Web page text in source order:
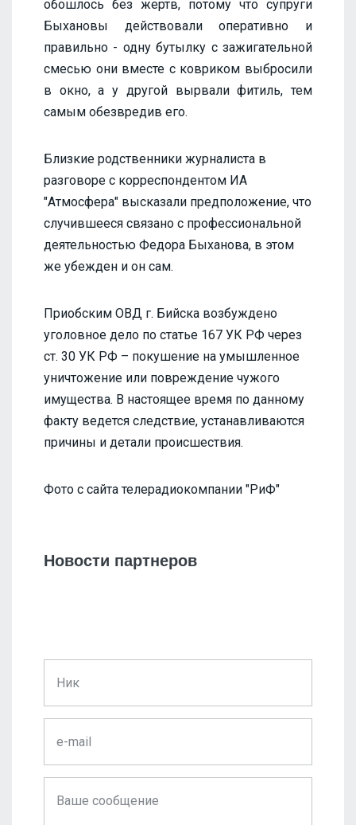
обошлось без жертв, потому что супруги
Быхановы действовали оперативно и
правильно - одну бутылку с зажигательной
смесью они вместе с ковриком выбросили
в окно, а у другой вырвали фитиль, тем
самым обезвредив его.
Близкие родственники журналиста в
разговоре с корреспондентом ИА
"Атмосфера" высказали предположение, что
случившееся связано с профессиональной
деятельностью Федора Быханова, в этом
же убежден и он сам.
Приобским ОВД г. Бийска возбуждено
уголовное дело по статье 167 УК РФ через
ст. 30 УК РФ – покушение на умышленное
уничтожение или повреждение чужого
имущества. В настоящее время по данному
факту ведется следствие, устанавливаются
причины и детали происшествия.
Фото с сайта телерадиокомпании "РиФ"
Новости партнеров